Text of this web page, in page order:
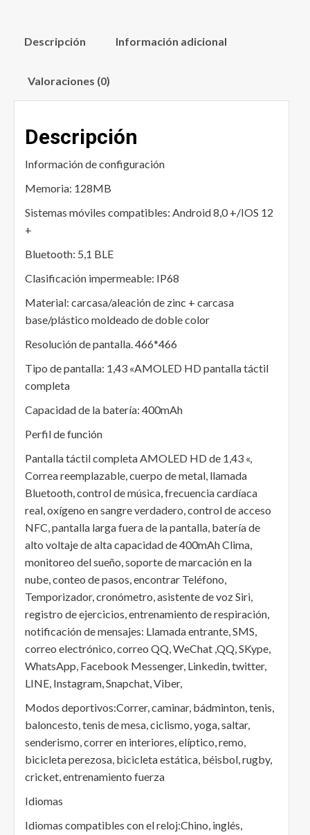
Descripción Información adicional
Valoraciones (0)
Descripción
Información de configuración
Memoria: 128MB
Sistemas móviles compatibles: Android 8,0 +/IOS 12
+
Bluetooth: 5,1 BLE
Clasificación impermeable: IP68
Material: carcasa/aleación de zinc + carcasa
base/plástico moldeado de doble color
Resolución de pantalla. 466*466
Tipo de pantalla: 1,43 «AMOLED HD pantalla táctil
completa
Capacidad de la batería: 400mAh
Perfil de función
Pantalla táctil completa AMOLED HD de 1,43 «,
Correa reemplazable, cuerpo de metal, llamada
Bluetooth, control de música, frecuencia cardíaca
real, oxígeno en sangre verdadero, control de acceso
NFC, pantalla larga fuera de la pantalla, batería de
alto voltaje de alta capacidad de 400mAh Clima,
monitoreo del sueño, soporte de marcación en la
nube, conteo de pasos, encontrar Teléfono,
Temporizador, cronómetro, asistente de voz Siri,
registro de ejercicios, entrenamiento de respiración,
notificación de mensajes: Llamada entrante, SMS,
correo electrónico, correo QQ, WeChat ,QQ, SKype,
WhatsApp, Facebook Messenger, Linkedin, twitter,
LINE, Instagram, Snapchat, Viber,
Modos deportivos:Correr, caminar, bádminton, tenis,
baloncesto, tenis de mesa, ciclismo, yoga, saltar,
senderismo, correr en interiores, elíptico, remo,
bicicleta perezosa, bicicleta estática, béisbol, rugby,
cricket, entrenamiento fuerza
Idiomas
Idiomas compatibles con el reloj:Chino, inglés,